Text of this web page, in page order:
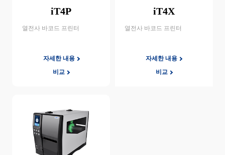
iT4P
열전사 바코드 프린터
자세한 내용
비교
iT4X
열전사 바코드 프린터
자세한 내용
비교